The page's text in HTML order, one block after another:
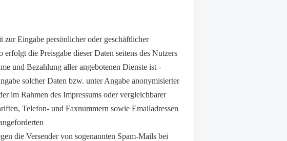
Eingabe persönlicher oder geschäftlicher
die Preisgabe dieser Daten seitens des Nutzers
und Bezahlung aller angebotenen Dienste ist -
solcher Daten bzw. unter Angabe anonymisierter
im Rahmen des Impressums oder vergleichbarer
Telefon- und Faxnummern sowie Emailadressen
die Versender von sogenannten Spam-Mails bei